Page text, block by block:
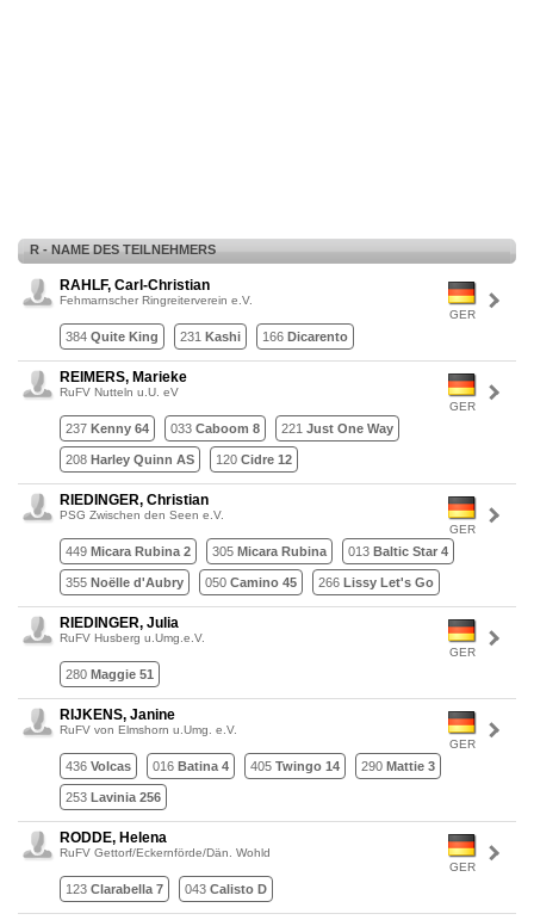
R - NAME DES TEILNEHMERS
GER
RAHLF, Carl-Christian
Fehmarnscher Ringreiterverein e.V.
384 Quite King 231 Kashi 166 Dicarento
GER
REIMERS, Marieke
RuFV Nutteln u.U. eV
237 Kenny 64 033 Caboom 8 221 Just One Way
208 Harley Quinn AS 120 Cidre 12
GER
RIEDINGER, Christian
PSG Zwischen den Seen e.V.
449 Micara Rubina 2 305 Micara Rubina 013 Baltic Star 4
355 Noëlle d'Aubry 050 Camino 45 266 Lissy Let's Go
GER
RIEDINGER, Julia
RuFV Husberg u.Umg.e.V.
280 Maggie 51
GER
RIJKENS, Janine
RuFV von Elmshorn u.Umg. e.V.
436 Volcas 016 Batina 4 405 Twingo 14 290 Mattie 3
253 Lavinia 256
GER
RODDE, Helena
RuFV Gettorf/Eckernförde/Dän. Wohld
123 Clarabella 7 043 Calisto D